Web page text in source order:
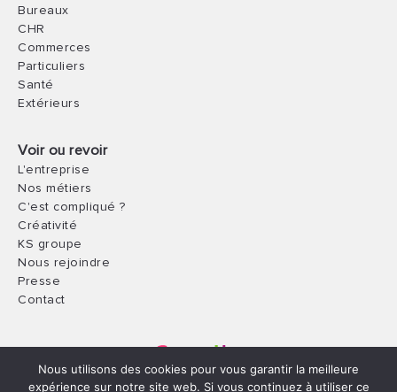
Bureaux
CHR
Commerces
Particuliers
Santé
Extérieurs
Voir ou revoir
L'entreprise
Nos métiers
C'est compliqué ?
Créativité
KS groupe
Nous rejoindre
Presse
Contact
© 2021 - Hébergé parHostay
Nous utilisons des cookies pour vous garantir la meilleure
expérience sur notre site web. Si vous continuez à utiliser ce